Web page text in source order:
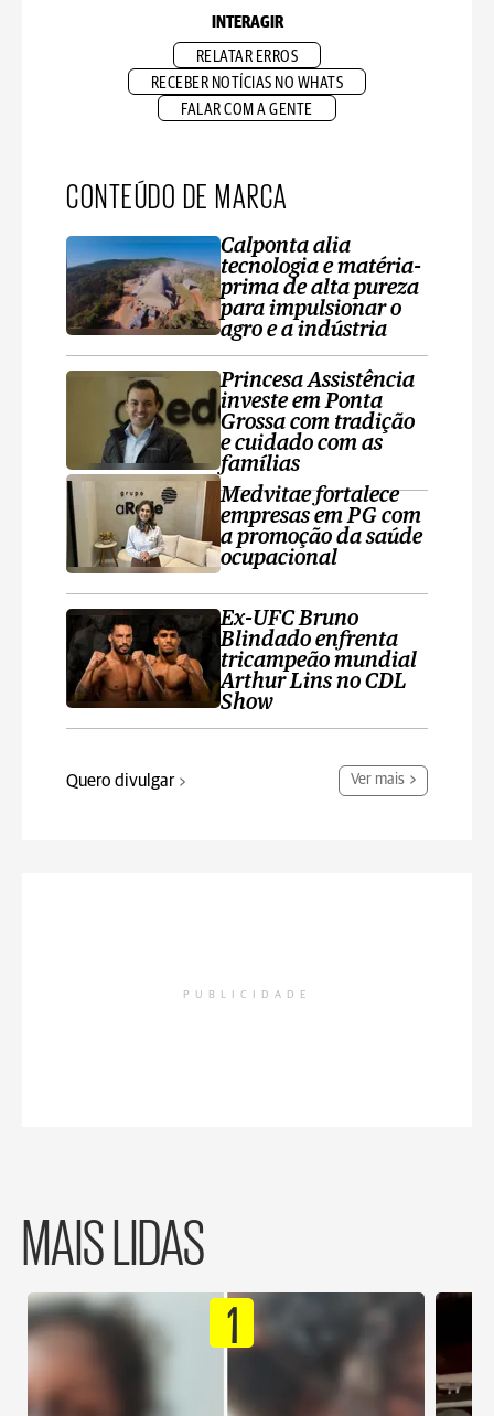
INTERAGIR
RELATAR ERROS
RECEBER NOTÍCIAS NO WHATS
FALAR COM A GENTE
CONTEÚDO DE MARCA
Calponta alia
tecnologia e matéria-
prima de alta pureza
para impulsionar o
agro e a indústria
Princesa Assistência
investe em Ponta
Grossa com tradição
e cuidado com as
famílias
Medvitae fortalece
empresas em PG com
a promoção da saúde
ocupacional
Ex-UFC Bruno
Blindado enfrenta
tricampeão mundial
Arthur Lins no CDL
Show
Quero divulgar Ver mais
PUBLICIDADE
MAIS LIDAS
1